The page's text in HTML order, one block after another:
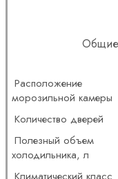
Общие
Расположение
морозильной камеры
Количество дверей
Полезный объем
холодильника, л